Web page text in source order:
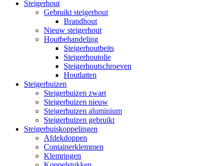
Steigerhout
Gebruikt steigerhout
Brandhout
Nieuw steigerhout
Houtbehandeling
Steigerhoutbeits
Steigerhoutolie
Steigerhoutschroeven
Houtlatten
Steigerbuizen
Steigerbuizen zwart
Steigerbuizen nieuw
Steigerbuizen aluminium
Steigerbuizen gebruikt
Steigerbuiskoppelingen
Afdekdoppen
Containerklemmen
Klemringen